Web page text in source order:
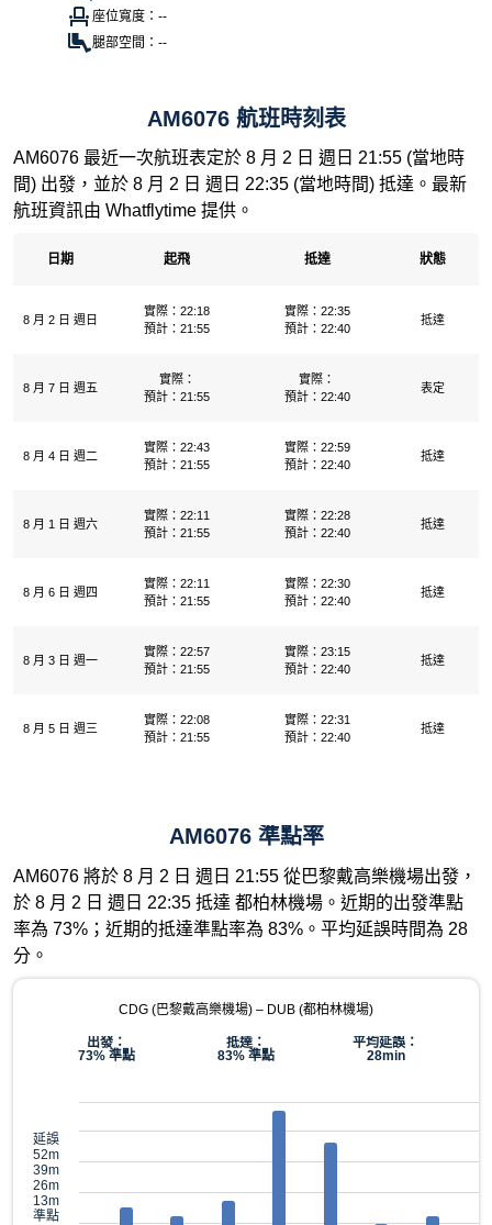
座位寬度：--
腿部空間：--
AM6076 航班時刻表
AM6076 最近一次航班表定於 8 月 2 日 週日 21:55 (當地時
間) 出發，並於 8 月 2 日 週日 22:35 (當地時間) 抵達。最新
航班資訊由 Whatflytime 提供。
日期 起飛 抵達 狀態
8 月 2 日 週日
實際：22:18
預計：21:55
實際：22:35
預計：22:40
抵達
8 月 7 日 週五
實際：
預計：21:55
實際：
預計：22:40
表定
8 月 4 日 週二
實際：22:43
預計：21:55
實際：22:59
預計：22:40
抵達
8 月 1 日 週六
實際：22:11
預計：21:55
實際：22:28
預計：22:40
抵達
8 月 6 日 週四
實際：22:11
預計：21:55
實際：22:30
預計：22:40
抵達
8 月 3 日 週一
實際：22:57
預計：21:55
實際：23:15
預計：22:40
抵達
8 月 5 日 週三
實際：22:08
預計：21:55
實際：22:31
預計：22:40
抵達
AM6076 準點率
AM6076 將於 8 月 2 日 週日 21:55 從巴黎戴高樂機場出發，
於 8 月 2 日 週日 22:35 抵達 都柏林機場。近期的出發準點
率為 73%；近期的抵達準點率為 83%。平均延誤時間為 28
分。
CDG (巴黎戴高樂機場) – DUB (都柏林機場)
出發：
73% 準點
抵達：
83% 準點
平均延誤：
28min
延誤
52m
39m
26m
13m
準點